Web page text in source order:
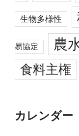
生物多様性
易協定 農
食料主権
カレンダー